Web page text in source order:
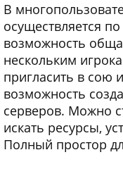
В
осуществляется
возможность
нескольким
пригласить в сою
возможность
серверов. Можно
искать ресурсы,
Полный простор